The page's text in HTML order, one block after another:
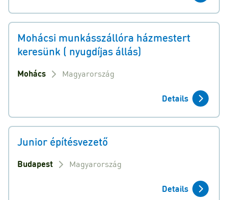
Mohácsi munkásszállóra házmestert
keresünk ( nyugdíjas állás)
Mohács Magyarország
Details
Junior építésvezető
Budapest Magyarország
Details